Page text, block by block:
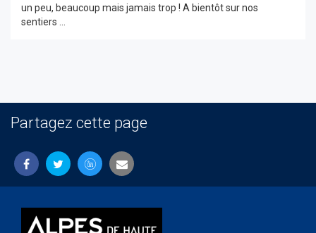
un peu, beaucoup mais jamais trop ! A bientôt sur nos
sentiers ...
Partagez cette page